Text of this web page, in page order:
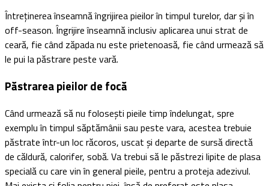
Întreținerea înseamnă îngrijirea pieilor în timpul turelor, dar și în
off-season. Îngrijire înseamnă inclusiv aplicarea unui strat de
ceară, fie când zăpada nu este prietenoasă, fie când urmează să
le pui la păstrare peste vară.
Păstrarea pieilor de focă
Când urmează să nu folosești pieile timp îndelungat, spre
exemplu în timpul săptămânii sau peste vara, acestea trebuie
păstrate într-un loc răcoros, uscat și departe de sursă directă
de căldură, calorifer, sobă. Va trebui să le păstrezi lipite de plasa
specială cu care vin în general pieile, pentru a proteja adezivul.